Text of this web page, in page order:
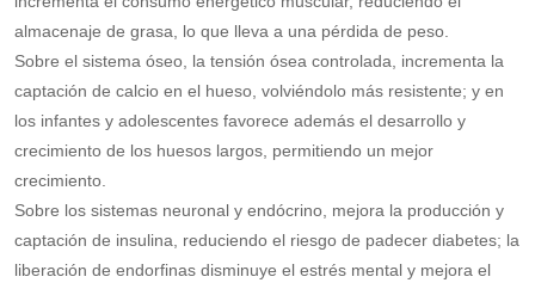
almacenaje de grasa, lo que lleva a una pérdida de peso.
Sobre el sistema óseo, la tensión ósea controlada, incrementa la
captación de calcio en el hueso, volviéndolo más resistente; y en
los infantes y adolescentes favorece además el desarrollo y
crecimiento de los huesos largos, permitiendo un mejor
crecimiento.
Sobre los sistemas neuronal y endócrino, mejora la producción y
captación de insulina, reduciendo el riesgo de padecer diabetes; la
liberación de endorfinas disminuye el estrés mental y mejora el